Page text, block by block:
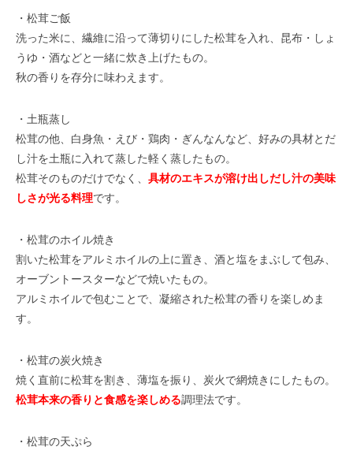
・松茸ご飯
洗った米に、繊維に沿って薄切りにした松茸を入れ、昆布・しょ
うゆ・酒などと一緒に炊き上げたもの。
秋の香りを存分に味わえます。
・土瓶蒸し
松茸の他、白身魚・えび・鶏肉・ぎんなんなど、好みの具材とだ
し汁を土瓶に入れて蒸した軽く蒸したもの。
松茸そのものだけでなく、 具材のエキスが溶け出しだし汁の美味
しさが光る料理です。
・松茸のホイル焼き
割いた松茸をアルミホイルの上に置き、酒と塩をまぶして包み、
オーブントースターなどで焼いたもの。
アルミホイルで包むことで、凝縮された松茸の香りを楽しめま
す。
・松茸の炭火焼き
焼く直前に松茸を割き、薄塩を振り、炭火で網焼きにしたもの。
松茸本来の香りと食感を楽しめる調理法です。
・松茸の天ぷら